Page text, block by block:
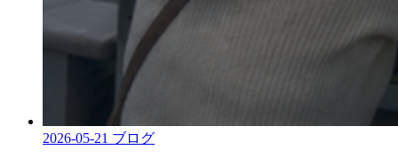
2026-05-21 ブログ